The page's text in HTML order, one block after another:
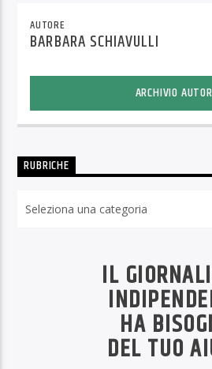
AUTORE
BARBARA SCHIAVULLI
ARCHIVIO
RUBRICHE
IL
HA
DEL TUO